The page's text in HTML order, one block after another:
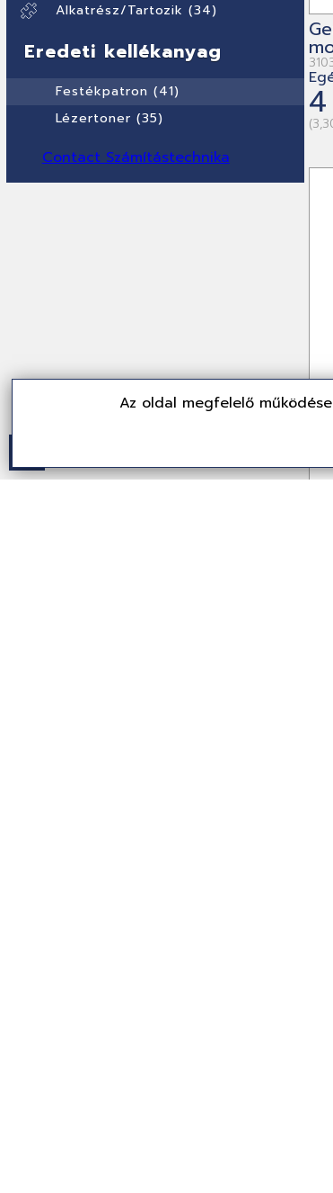
Az oldal megfelelő
Alkatrész/Tartozik (34)
Eredeti kellékanyag
Festékpatron (41)
Lézertoner (35)
Contact Számítástechnika